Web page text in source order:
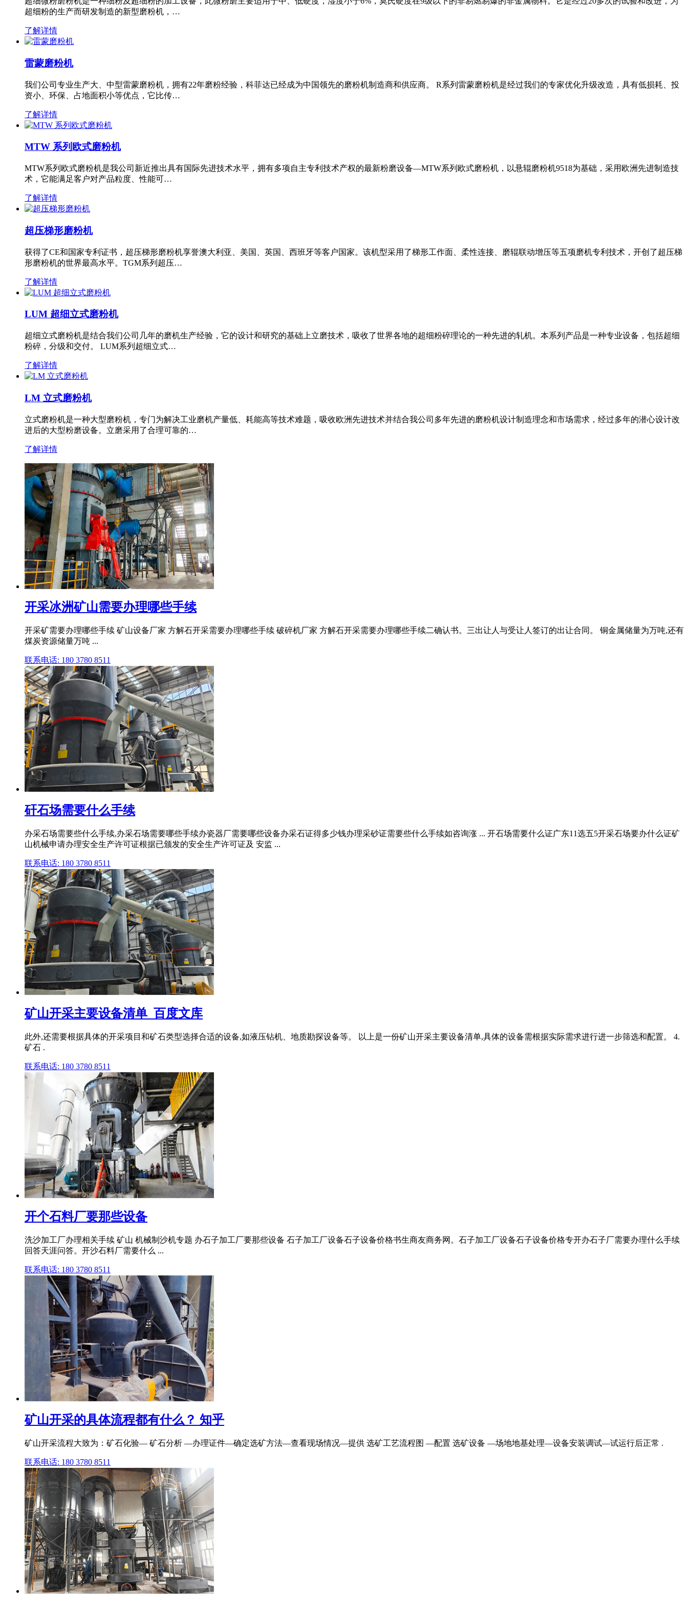
超细粉的生产而研发制造的新型磨粉机，…
了解详情
雷蒙磨粉机
我们公司专业生产大、中型雷蒙磨粉机，拥有22年磨粉经验，科菲达已经成为中国领先的磨粉机制造商和供应商。 R系列雷蒙磨粉机是经过我们的专家优化升级改造，具有低损耗、投
资小、环保、占地面积小等优点，它比传…
了解详情
MTW 系列欧式磨粉机
MTW系列欧式磨粉机是我公司新近推出具有国际先进技术水平，拥有多项自主专利技术产权的最新粉磨设备—MTW系列欧式磨粉机，以悬辊磨粉机9518为基础，采用欧洲先进制造技
术，它能满足客户对产品粒度、性能可…
了解详情
超压梯形磨粉机
获得了CE和国家专利证书，超压梯形磨粉机享誉澳大利亚、美国、英国、西班牙等客户国家。该机型采用了梯形工作面、柔性连接、磨辊联动增压等五项磨机专利技术，开创了超压梯
形磨粉机的世界最高水平。TGM系列超压…
了解详情
LUM 超细立式磨粉机
超细立式磨粉机是结合我们公司几年的磨机生产经验，它的设计和研究的基础上立磨技术，吸收了世界各地的超细粉碎理论的一种先进的轧机。本系列产品是一种专业设备，包括超细
粉碎，分级和交付。 LUM系列超细立式…
了解详情
LM 立式磨粉机
立式磨粉机是一种大型磨粉机，专门为解决工业磨机产量低、耗能高等技术难题，吸收欧洲先进技术并结合我公司多年先进的磨粉机设计制造理念和市场需求，经过多年的潜心设计改
进后的大型粉磨设备。立磨采用了合理可靠的…
了解详情
开采冰洲矿山需要办理哪些手续
开采矿需要办理哪些手续 矿山设备厂家 方解石开采需要办理哪些手续 破碎机厂家 方解石开采需要办理哪些手续二确认书。三出让人与受让人签订的出让合同。 铜金属储量为万吨,还有
煤炭资源储量万吨 ...
联系电话: 180 3780 8511
矸石场需要什么手续
办采石场需要些什么手续,办采石场需要哪些手续办瓷器厂需要哪些设备办采石证得多少钱办理采砂证需要些什么手续如咨询涨 ... 开石场需要什么证广东11选五5开采石场要办什么证矿
山机械申请办理安全生产许可证根据已颁发的安全生产许可证及 安监 ...
联系电话: 180 3780 8511
矿山开采主要设备清单_百度文库
此外,还需要根据具体的开采项目和矿石类型选择合适的设备,如液压钻机、地质勘探设备等。 以上是一份矿山开采主要设备清单,具体的设备需根据实际需求进行进一步筛选和配置。 4.
矿石 .
联系电话: 180 3780 8511
开个石料厂要那些设备
洗沙加工厂办理相关手续 矿山 机械制沙机专题 办石子加工厂要那些设备 石子加工厂设备石子设备价格书生商友商务网。石子加工厂设备石子设备价格专开办石子厂需要办理什么手续
回答天涯问答。开沙石料厂需要什么 ...
联系电话: 180 3780 8511
矿山开采的具体流程都有什么？ 知乎
矿山开采流程大致为：矿石化验— 矿石分析 —办理证件—确定选矿方法—查看现场情况—提供 选矿工艺流程图 —配置 选矿设备 —场地地基处理—设备安装调试—试运行后正常 .
联系电话: 180 3780 8511